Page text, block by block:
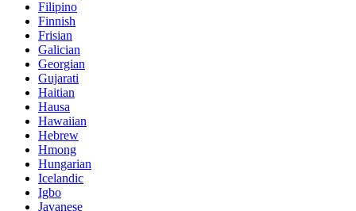
Filipino
Finnish
Frisian
Galician
Georgian
Gujarati
Haitian
Hausa
Hawaiian
Hebrew
Hmong
Hungarian
Icelandic
Igbo
Javanese